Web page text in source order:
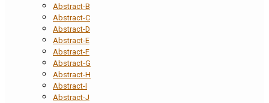
Abstract-B
Abstract-C
Abstract-D
Abstract-E
Abstract-F
Abstract-G
Abstract-H
Abstract-I
Abstract-J